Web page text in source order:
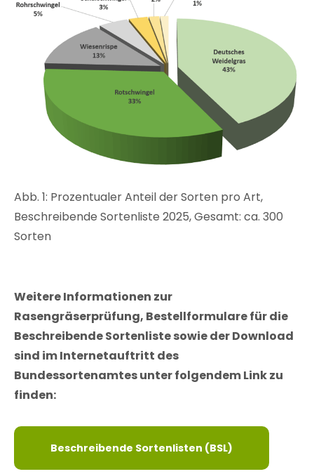
Abb. 1: Prozentualer Anteil der Sorten pro Art,
Beschreibende Sortenliste 2025, Gesamt: ca. 300
Sorten
Weitere Informationen zur
Rasengräserprüfung, Bestellformulare für die
Beschreibende Sortenliste sowie der Download
sind im Internetauftritt des
Bundessortenamtes unter folgendem Link zu
finden:
Beschreibende Sortenlisten (BSL)